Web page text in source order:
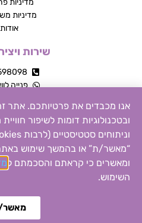
0
מדיניות
מדיניות
אודות
שירות
פנייה
צור
הקנייה
Build by
ובטכנולוגיות דומות לשיפור
“מאשר/ת” או בהמשך שימוש
ומאשרים כי קראתם והסכמתם ל
השימוש.